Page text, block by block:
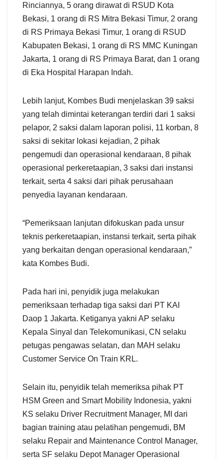
Rinciannya, 5 orang dirawat di RSUD Kota
Bekasi, 1 orang di RS Mitra Bekasi Timur, 2 orang
di RS Primaya Bekasi Timur, 1 orang di RSUD
Kabupaten Bekasi, 1 orang di RS MMC Kuningan
Jakarta, 1 orang di RS Primaya Barat, dan 1 orang
di Eka Hospital Harapan Indah.
Lebih lanjut, Kombes Budi menjelaskan 39 saksi
yang telah dimintai keterangan terdiri dari 1 saksi
pelapor, 2 saksi dalam laporan polisi, 11 korban, 8
saksi di sekitar lokasi kejadian, 2 pihak
pengemudi dan operasional kendaraan, 8 pihak
operasional perkeretaapian, 3 saksi dari instansi
terkait, serta 4 saksi dari pihak perusahaan
penyedia layanan kendaraan.
“Pemeriksaan lanjutan difokuskan pada unsur
teknis perkeretaapian, instansi terkait, serta pihak
yang berkaitan dengan operasional kendaraan,”
kata Kombes Budi.
Pada hari ini, penyidik juga melakukan
pemeriksaan terhadap tiga saksi dari PT KAI
Daop 1 Jakarta. Ketiganya yakni AP selaku
Kepala Sinyal dan Telekomunikasi, CN selaku
petugas pengawas selatan, dan MAH selaku
Customer Service On Train KRL.
Selain itu, penyidik telah memeriksa pihak PT
HSM Green and Smart Mobility Indonesia, yakni
KS selaku Driver Recruitment Manager, MI dari
bagian training atau pelatihan pengemudi, BM
selaku Repair and Maintenance Control Manager,
serta SF selaku Depot Manager Operasional